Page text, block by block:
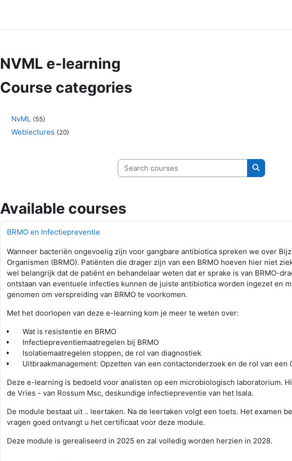
NVML e-learning
Course categories
NvML (55)
Weblectures (20)
Search courses
Search
Available courses
BRMO en Infectiepreventie
Wanneer bacteriën ongevoelig zijn voor gangbare antibiotica spreken we over
Organismen (BRMO). Patiënten die drager zijn van een BRMO hoeven hier niet
wel belangrijk dat de patiënt en behandelaar weten dat er sprake is van BRMO-
ontstaan van eventuele infecties kunnen de juiste antibiotica worden ingezet en
genomen om verspreiding van BRMO te voorkomen.
Met het doorlopen van deze e-learning kom je meer te weten over:
Wat is resistentie en BRMO
Infectiepreventiemaatregelen bij BRMO
Isolatiemaatregelen stoppen, de rol van diagnostiek
Uitbraakmanagement: Opzetten van een contactonderzoek en de rol van een
Deze e-learning is bedoeld voor analisten op een microbiologisch laboratorium.
de Vries - van Rossum Msc, deskundige infectiepreventie van het Isala.
De module bestaat uit .. leertaken. Na de leertaken volgt een toets. Het examen
vragen goed ontvangt u het certificaat voor deze module.
Deze module is gerealiseerd in 2025 en zal volledig worden herzien in 2028.